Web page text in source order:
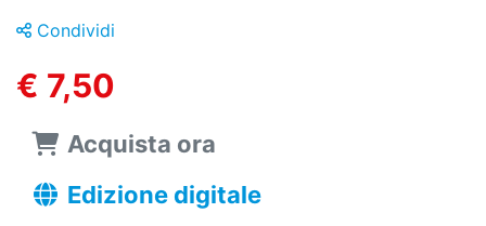
Condividi
€ 7,50
Acquista ora
Edizione digitale